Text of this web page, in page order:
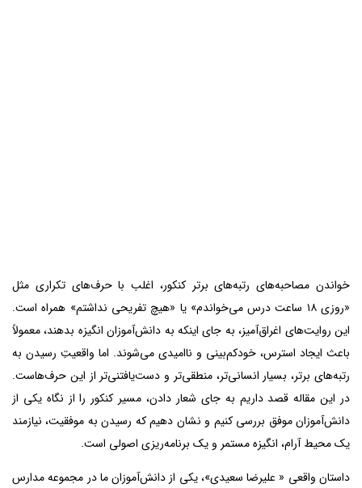
خواندن مصاحبه‌های رتبه‌های برتر کنکور، اغلب با حرف‌های تکراری مثل
«روزی ۱۸ ساعت درس می‌خواندم» یا «هیچ تفریحی نداشتم» همراه است.
این روایت‌های اغراق‌آمیز، به جای اینکه به دانش‌آموزان انگیزه بدهند، معمولاً
باعث ایجاد استرس، خودکم‌بینی و ناامیدی می‌شوند. اما واقعیتِ رسیدن به
رتبه‌های برتر، بسیار انسانی‌تر، منطقی‌تر و دست‌یافتنی‌تر از این حرف‌هاست.
در این مقاله قصد داریم به جای شعار دادن، مسیر کنکور را از نگاه یکی از
دانش‌آموزان موفق بررسی کنیم و نشان دهیم که رسیدن به موفقیت، نیازمند
یک محیط آرام، انگیزه مستمر و یک برنامه‌ریزی اصولی است.
داستان واقعی « علیرضا سعیدی»، یکی از دانش‌آموزان ما در مجموعه مدارس